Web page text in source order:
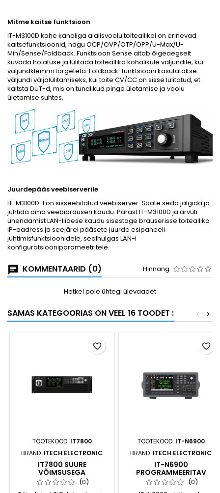
Mitme kaitse funktsioon
IT-M3100D kahe kanaliga alalisvoolu toiteallikal on erinevad
kaitsefunktsioonid, nagu OCP/OVP/OTP/OPP/U-Max/U-
Min/Sense/Foldback. Funktsioon Sense aitab õigeaegselt
kuvada hoiatuse ja lülitada toiteallika kohalikule väljundile, kui
väljundklemmi tõrgeteta. Foldback-funktsiooni kasutatakse
väljundi väljalülitamiseks, kui toite CV/CC on sisse lülitatud, et
kaitsta DUT-d, mis on tundlikud pinge ületamise ja voolu
ületamise suhtes.
Juurdepääs veebiserverile
IT-M3100D-l on sisseehitatud veebiserver. Saate seda jälgida ja
juhtida oma veebibrauseri kaudu. Pärast IT-M3100D ja arvuti
ühendamist LAN-liidese kaudu sisestage brauserisse toiteallika
IP-aadress ja seejärel pääsete juurde esipaneeli
juhtimisfunktsioonidele, sealhulgas LAN-i
konfiguratsiooniparameetritele.
KOMMENTAARID (0) Hinnang
Hetkel pole ühtegi ülevaadet
SAMAS KATEGOORIAS ON VEEL 16 TOODET : >
<
TOOTEKOOD: IT7800
BRÄND: ITECH ELECTRONIC
IT7800 SUURE
VÕIMSUSEGA
PROGRAMMEERITAV
AC/DC TOITEALLIKAS
(0)
favorite_border
TOOTEKOOD: IT-N6900
BRÄND: ITECH ELECTRONIC
IT-N6900
PROGRAMMEERITAV
ALALISVOOLU
TOITEALLIKAS
(0)
favorite_border